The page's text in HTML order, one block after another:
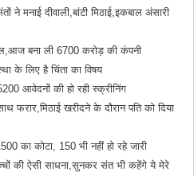
ने मनाई दीवाली,बांटी मिठाई,इकबाल अंसारी
बना ली 6700 करोड़ की कंपनी
के लिए है चिंता का विषय
आवेदनों की हो रही स्क्रीनिंग
फरार,मिठाई खरीदने के दौरान पति को दिया
का कोटा, 150 भी नहीं हो रहे जारी
की ऐसी साधना,सुनकर संत भी कहेंगे ये मेरे